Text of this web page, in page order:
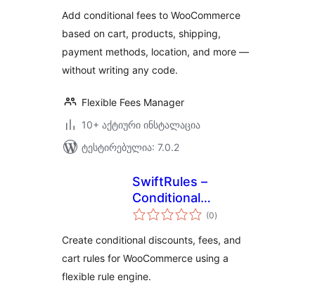
Add conditional fees to WooCommerce
based on cart, products, shipping,
payment methods, location, and more —
without writing any code.
Flexible Fees Manager
10+ აქტიური ინსტალაცია
ტესტირებულია: 7.0.2
SwiftRules –
Conditional
Discounts for
(0საერთო
რეიტინგი
)
Create conditional discounts, fees, and
cart rules for WooCommerce using a
flexible rule engine.